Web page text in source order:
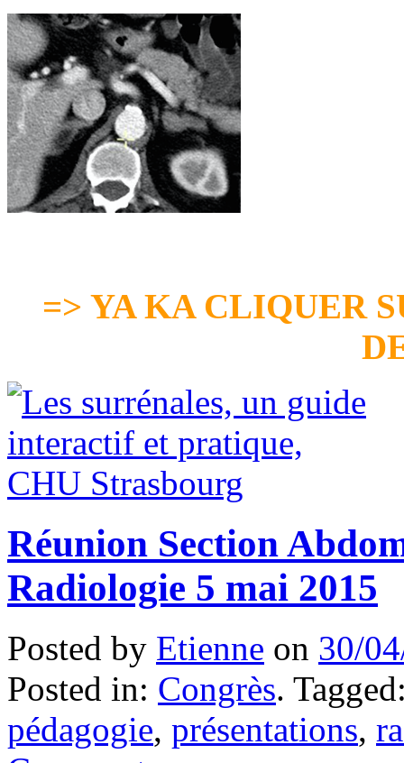
=> YA KA CLIQUER
Réunion Section
Radiologie 5 mai 2015
Posted by Etienne on 30/
Posted in: Congrès.
pédagogie, présentations,